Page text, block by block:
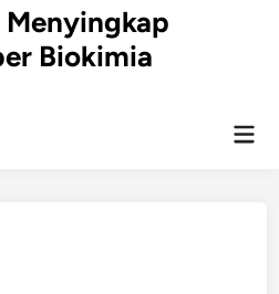
Menyingkap
Biokimia